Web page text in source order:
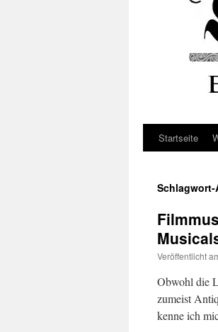
Startseite
Veröffentlicht
Obwohl die
zumeist
kenne ich